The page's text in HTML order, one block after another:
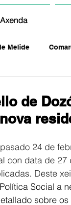
Axenda
Melide
de
24 de
con data de 27
Deste
Social a
sobre os